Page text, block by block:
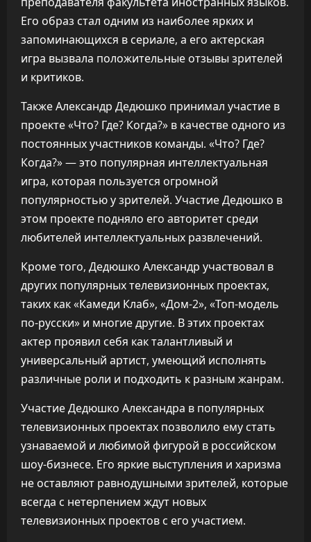
Его образ стал одним из наиболее ярких и
запоминающихся в сериале, а его актерская
игра вызвала положительные отзывы зрителей
и критиков.
Также Александр Дедюшко принимал участие в
проекте «Что? Где? Когда?» в качестве одного из
постоянных участников команды. «Что? Где?
Когда?» — это популярная интеллектуальная
игра, которая пользуется огромной
популярностью у зрителей. Участие Дедюшко в
этом проекте подняло его авторитет среди
любителей интеллектуальных развлечений.
Кроме того, Дедюшко Александр участвовал в
других популярных телевизионных проектах,
таких как «Камеди Клаб», «Дом-2», «Топ-модель
по-русски» и многие другие. В этих проектах
актер проявил себя как талантливый и
универсальный артист, умеющий исполнять
различные роли и подходить к разным жанрам.
Участие Дедюшко Александра в популярных
телевизионных проектах позволило ему стать
узнаваемой и любимой фигурой в российском
шоу-бизнесе. Его яркие выступления и харизма
не оставляют равнодушными зрителей, которые
всегда с нетерпением ждут новых
телевизионных проектов с его участием.